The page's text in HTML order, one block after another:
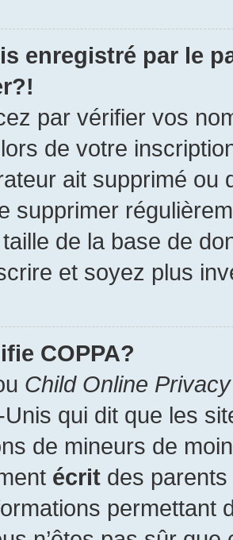
enregistré par le
par vérifier vos
de votre
ait supprimé
supprimer
de la base de
et soyez plus
COPPA?
Child Online
qui dit que les
de mineurs de
écrit des parents
permettant